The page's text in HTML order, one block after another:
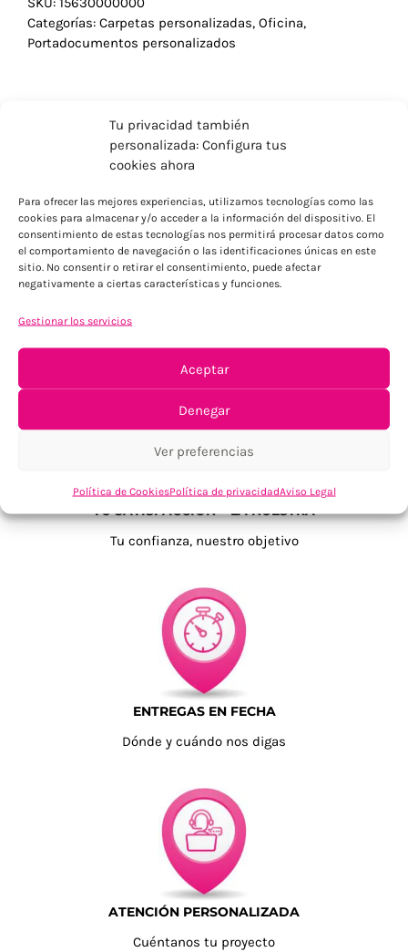
Tu privacidad también
personalizada: Configura tus
cookies ahora
Para ofrecer las mejores experiencias, utilizamos tecnologías como las
cookies para almacenar y/o acceder a la información del dispositivo. El
consentimiento de estas tecnologías nos permitirá procesar datos como
el comportamiento de navegación o las identificaciones únicas en este
sitio. No consentir o retirar el consentimiento, puede afectar
negativamente a ciertas características y funciones.
Gestionar los servicios
Aceptar
Denegar
Ver preferencias
Política de CookiesPolítica de privacidadAviso Legal
Categorías: Carpetas personalizadas, Oficina,
Portadocumentos personalizados
TU SATISFACCIÓN = LA NUESTRA
Tu confianza, nuestro objetivo
ENTREGAS EN FECHA
Dónde y cuándo nos digas
ATENCIÓN PERSONALIZADA
Cuéntanos tu proyecto